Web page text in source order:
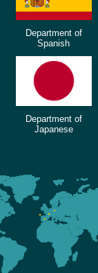
Department of
Spanish
Department of
Japanese